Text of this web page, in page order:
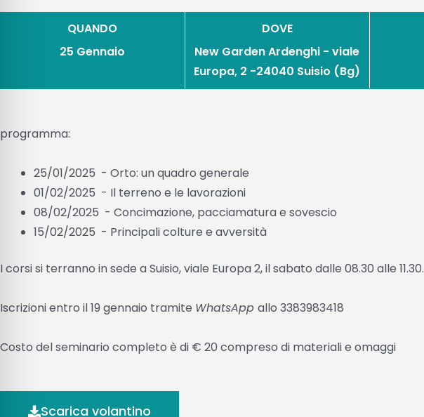
QUANDO
25 Gennaio
DOVE
New Garden Ardenghi - viale
Europa, 2 -24040 Suisio (Bg)
programma:
25/01/2025 - Orto: un quadro generale
01/02/2025 - Il terreno e le lavorazioni
08/02/2025 - Concimazione, pacciamatura e sovescio
15/02/2025 - Principali colture e avversità
I corsi si terranno in sede a Suisio, viale Europa 2, il sabato dalle 08.30 alle 11.30.
Iscrizioni entro il 19 gennaio tramite WhatsApp allo 3383983418
Costo del seminario completo è di € 20 compreso di materiali e omaggi
Scarica volantino